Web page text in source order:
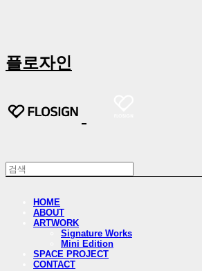
플로자인
HOME
ABOUT
ARTWORK
Signature Works
Mini Edition
SPACE PROJECT
CONTACT